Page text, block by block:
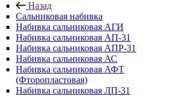
Назад
Сальниковая набивка
Набивка сальниковая АГИ
Набивка сальниковая АП-31
Набивка сальниковая АПР-31
Набивка сальниковая АС
Набивка сальниковая АФТ
(Фторопластовая)
Набивка сальниковая ЛП-31